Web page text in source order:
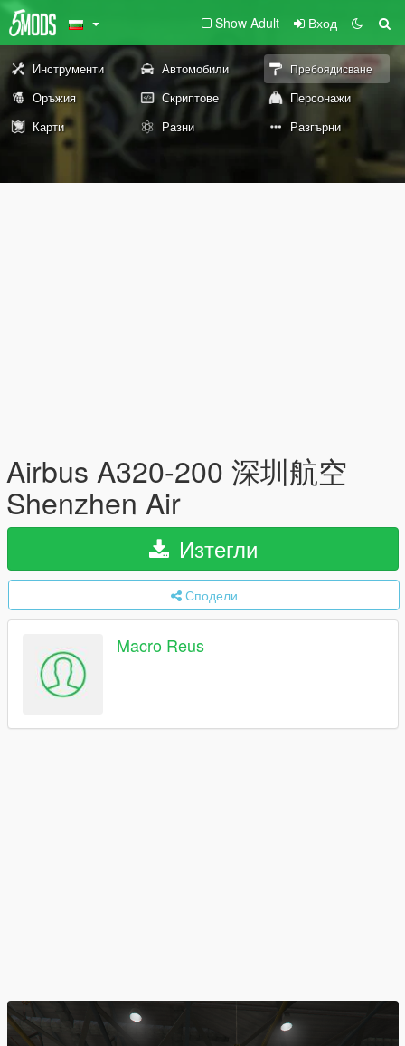
Show Adult Вход
Инструменти Автомобили Пребоядисване
Оръжия Скриптове
Персонажи
Карти
Разни Разгърни
Airbus A320-200 深圳航空
Shenzhen Air
Изтегли
Сподели
Macro Reus